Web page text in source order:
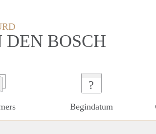
BOSCH
?
Begindatum